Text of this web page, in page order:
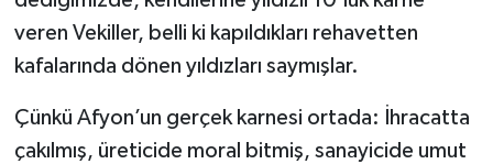
veren Vekiller, belli ki kapıldıkları rehavetten
kafalarında dönen yıldızları saymışlar.
Çünkü Afyon’un gerçek karnesi ortada: İhracatta
çakılmış, üreticide moral bitmiş, sanayicide umut